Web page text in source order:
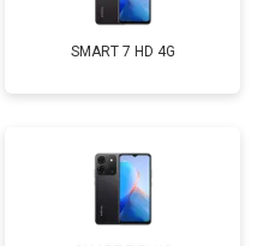
SMART 7 HD 4G